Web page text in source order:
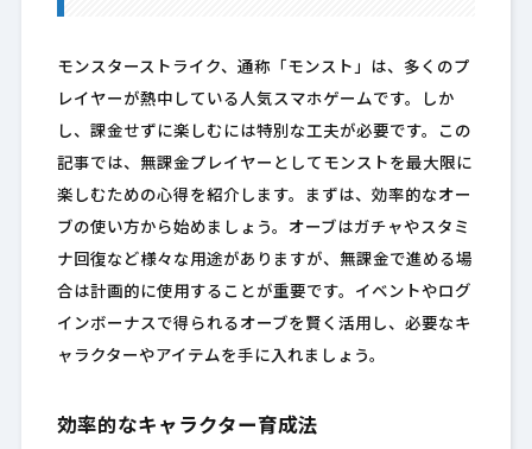
モンスターストライク、通称「モンスト」は、多くのプ
レイヤーが熱中している人気スマホゲームです。しか
し、課金せずに楽しむには特別な工夫が必要です。この
記事では、無課金プレイヤーとしてモンストを最大限に
楽しむための心得を紹介します。まずは、効率的なオー
ブの使い方から始めましょう。オーブはガチャやスタミ
ナ回復など様々な用途がありますが、無課金で進める場
合は計画的に使用することが重要です。イベントやログ
インボーナスで得られるオーブを賢く活用し、必要なキ
ャラクターやアイテムを手に入れましょう。
効率的なキャラクター育成法